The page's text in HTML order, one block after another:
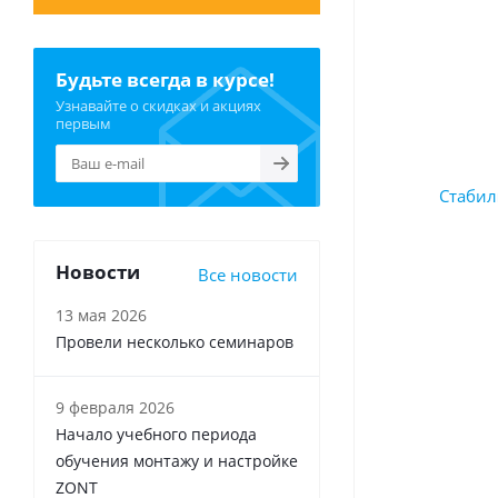
Будьте всегда в курсе!
Узнавайте о скидках и акциях
первым
Новости Все новости
13 мая 2026
Провели несколько семинаров
9 февраля 2026
Начало учебного периода
обучения монтажу и настройке
ZONT